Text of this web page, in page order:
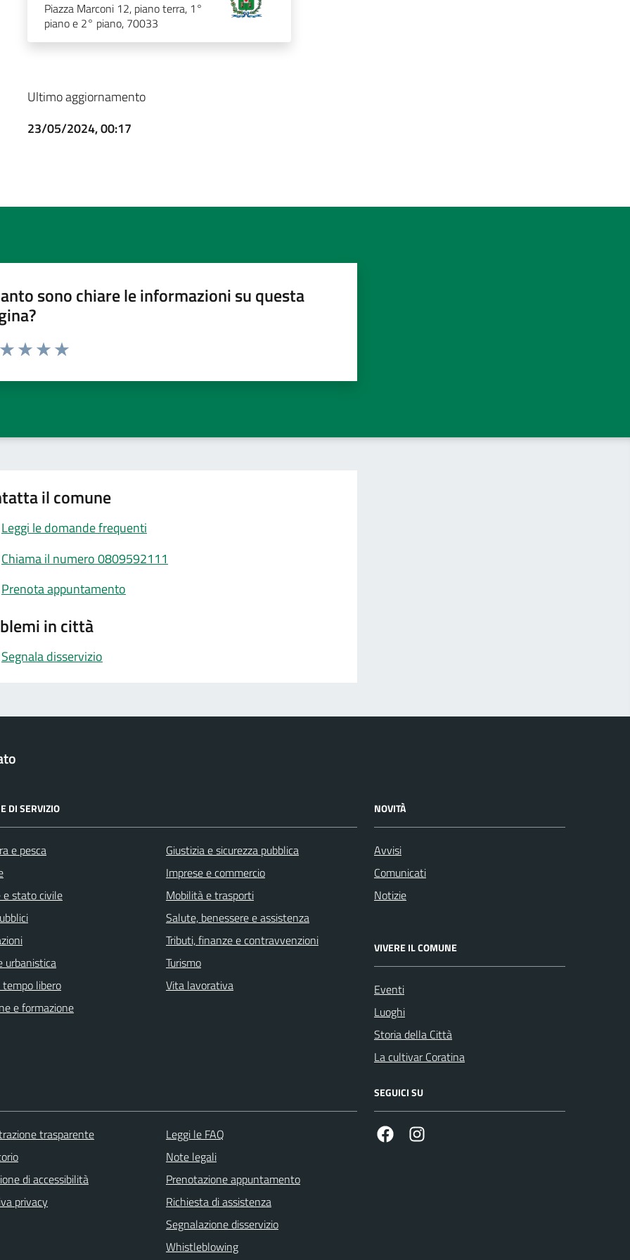
Piazza Marconi 12, piano terra, 1°
piano e 2° piano, 70033
Ultimo aggiornamento
23/05/2024, 00:17
sono chiare le informazioni su questa
da 1 a 5 stelle la pagina
il comune
Leggi le domande frequenti
Chiama il numero 0809592111
Prenota appuntamento
in città
Segnala disservizio
DI SERVIZIO
e pesca
e stato civile
urbanistica
libero
e formazione
Giustizia e sicurezza pubblica
Imprese e commercio
Mobilità e trasporti
Salute, benessere e assistenza
Tributi, finanze e contravvenzioni
Turismo
Vita lavorativa
NOVITÀ
Avvisi
Comunicati
Notizie
VIVERE IL COMUNE
Eventi
Luoghi
Storia della Città
La cultivar Coratina
trasparente
di accessibilità
privacy
Leggi le FAQ
Note legali
Prenotazione appuntamento
Richiesta di assistenza
Segnalazione disservizio
Whistleblowing
SEGUICI SU
Facebook